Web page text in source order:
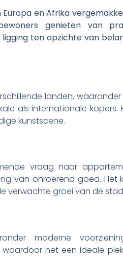
en Afrika
genieten van
ten opzichte van
landen, waaronder
als internationale kopers.
kunstscene.
vraag naar
van onroerend goed.
verwachte groei van de
moderne
het een ideale